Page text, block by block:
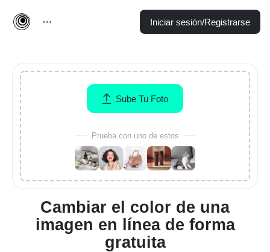
Iniciar sesión/Registrarse
Cambiar el color de una
imagen en línea de forma
gratuita
Sube Tu Foto
Prueba con uno de estos